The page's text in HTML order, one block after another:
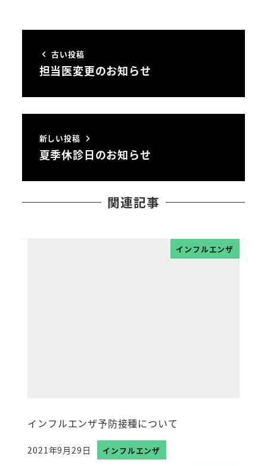
古い投稿
担当医変更のお知らせ
新しい投稿
夏季休診日のお知らせ
関連記事
インフルエンザ
インフルエンザ予防接種について
投稿日
2021年9月29日 インフルエンザ